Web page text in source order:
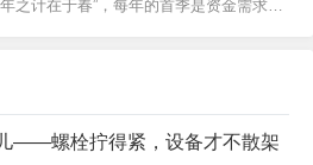
布，仍旧引起许...
，临沂多地发布重要提醒，临报融媒记
次开放 春风十里 樱花灿烂 随风摇曳的